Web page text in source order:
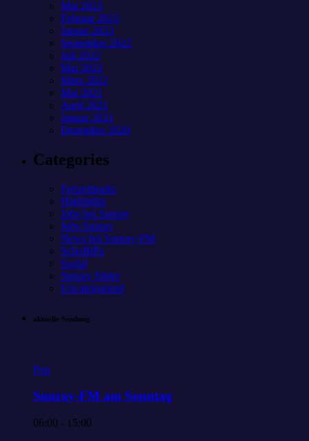
Mai 2023
Februar 2023
Januar 2023
September 2022
Juli 2022
Mai 2022
März 2022
Mai 2021
April 2021
Januar 2021
Dezember 2020
Categories
Freizeitparks
Highlights
Jobs bei Sunray
Jobs Sunray
News bei Sunray-FM
SchoBiPa
Sozial
Sunray Slider
Uncategorized
aktuelle Sendung
Pop
Sunray-FM am Sonntag
06:00 - 15:00